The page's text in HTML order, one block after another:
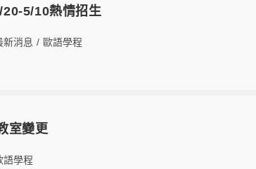
5/10熱情招生
新消息 / 歐語學程
室變更
語學程